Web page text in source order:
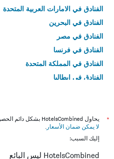
الفنادق في الامارات العربية المتحدة
الفنادق في البحرين
الفنادق في مصر
الفنادق في فرنسا
الفنادق في المملكة المتحدة
الفنادق في إيطاليا
*
يحاول HotelsCombined بشكل دائم الحصول على الأسعار الدقيقة، ولكن
لا يمكن ضمان الأسعار .
إليك السبب:
HotelsCombined ليس البائع